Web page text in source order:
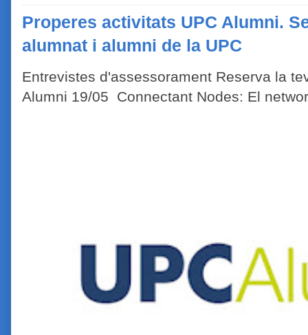
Properes activitats UPC Alumni.
alumnat i alumni de la UPC
Entrevistes d'assessorament Reserva la
Alumni 19/05 Connectant Nodes: El